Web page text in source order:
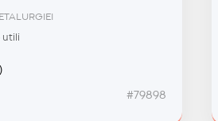
utili
#79898